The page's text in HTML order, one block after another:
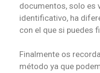
documentos, solo es
identificativo, ha
con el que si puedes
Finalmente os
método ya que